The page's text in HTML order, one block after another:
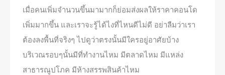
เมื่อคนเพิ่มจำนวนขึ้นมามากก็ย่อมส่งผลให้ราคาคอนโด
เพิ่มมากขึ้น และเราจะรู้ได้ไงที่ไหนดีไม่ดี อย่าลืมว่าเรา
ต้องลงพื้นที่จริงๆ ไปดูว่าตรงนั้นมีใครอยู่อาศัยบ้าง
บริเวณรอบๆนั้นมีที่ทำงานไหม มีตลาดไหม มีแหล่ง
สาธารณูปโภค มีห้างสรรพสินค้าไหม